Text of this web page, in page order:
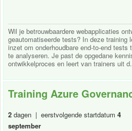
Wil je betrouwbaardere webapplicaties
geautomatiseerde tests? In deze training
inzet om onderhoudbare end-to-end
te analyseren. Je past de opgedane
ontwikkelproces en leert van trainers uit
Training Azure
2 dagen | eerstvolgende startdatum 4
september